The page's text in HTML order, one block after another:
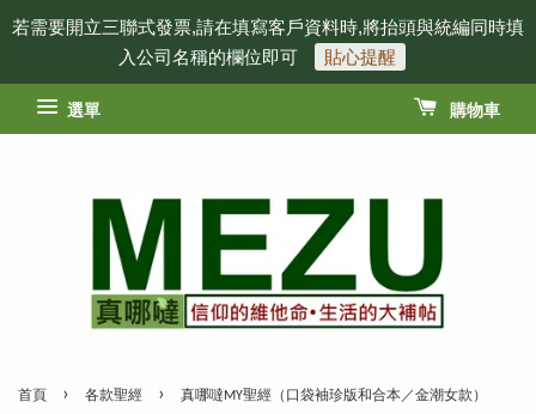
若需要開立三聯式發票,請在填寫客戶資料時,將抬頭與統編同時填
入公司名稱的欄位即可
貼心提醒
選單 購物車
首頁 › 各款聖經 › 真哪噠MY聖經（口袋袖珍版和合本／金潮女款）